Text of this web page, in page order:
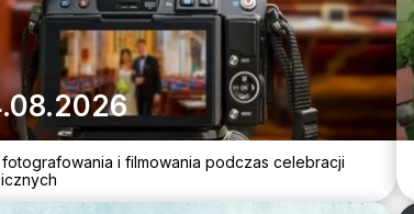
fotografowania i filmowania podczas celebracji